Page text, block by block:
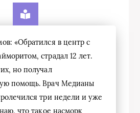
«Обратился в центр с
страдал 12 лет.
но получал
помощь. Врач Медианы
три недели и уже
что такое насморк